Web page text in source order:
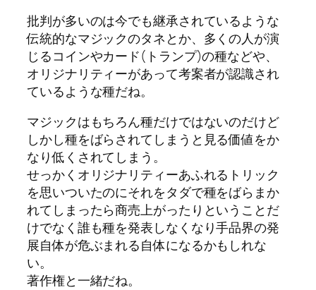
批判が多いのは今でも継承されているような
伝統的なマジックのタネとか、多くの人が演
じるコインやカード(トランプ)の種などや、
オリジナリティーがあって考案者が認識され
ているような種だね。
マジックはもちろん種だけではないのだけど
しかし種をばらされてしまうと見る価値をか
なり低くされてしまう。
せっかくオリジナリティーあふれるトリック
を思いついたのにそれをタダで種をばらまか
れてしまったら商売上がったりということだ
けでなく誰も種を発表しなくなり手品界の発
展自体が危ぶまれる自体になるかもしれな
い。
著作権と一緒だね。